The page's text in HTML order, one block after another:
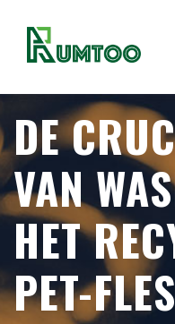
DE
VAN
HET
PET-